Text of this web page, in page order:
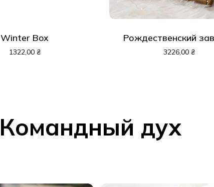
Winter Box
1322,00 ₴
Рождественский
3226,00 ₴
Командный дух